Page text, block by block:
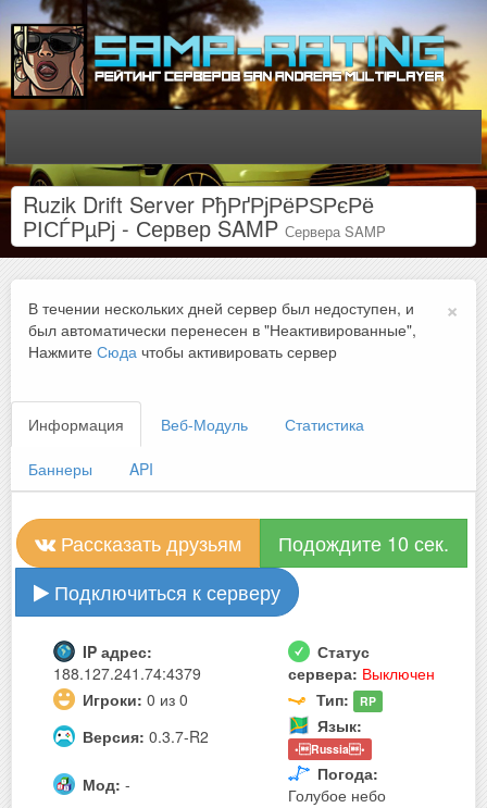
Ruzik Drift Server РђРґРјРёРЅРєРё
РІСЃРµРј - Сервер SAMP Сервера SAMP
×
В течении нескольких дней сервер был недоступен, и
был автоматически перенесен в "Неактивированные",
Нажмите Сюда чтобы активировать сервер
Информация Веб-Модуль Статистика
Баннеры API
Рассказать друзьям
Подождите 10 сек.
Подключиться к серверу
IP адрес:
188.127.241.74:4379
Статус
сервера: Выключен
Игроки: 0 из 0 Тип: RP
Версия: 0.3.7-R2 Язык:
•Russia•
Мод: -
Погода:
Голубое небо